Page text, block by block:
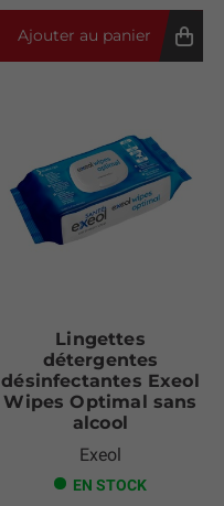
Ajouter au panier
Lingettes
détergentes
désinfectantes Exeol
Wipes Optimal sans
alcool
Exeol
EN STOCK